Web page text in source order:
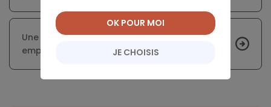
Une nouvelle taxe de 10 % sur l’assurance
emprunteur en 2019
JE CHOISIS
OK POUR MOI